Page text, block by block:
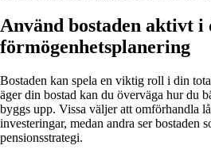
Använd bostaden aktivt i
förmögenhetsplanering
Bostaden kan spela en viktig roll i din
äger din bostad kan du överväga hur du
byggs upp. Vissa väljer att omförhandla
investeringar, medan andra ser bostaden
pensionsstrategi.